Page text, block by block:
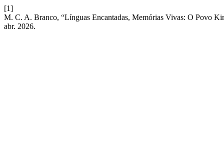
[1]
M. C. A. Branco, “Línguas Encantadas, Memórias Vivas: O Povo
abr. 2026.